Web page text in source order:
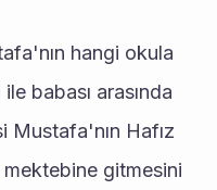
hangi okula
babası arasında
Mustafa'nın Hafız
gitmesini